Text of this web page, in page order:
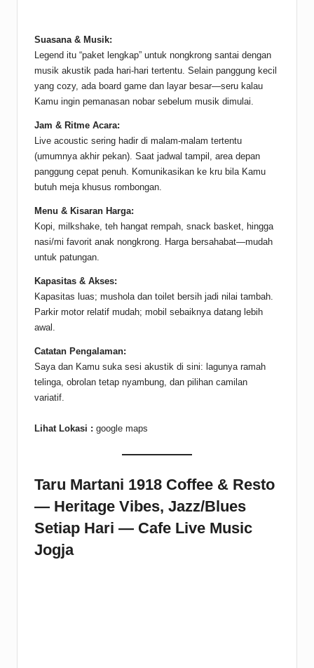
Suasana & Musik:
Legend itu “paket lengkap” untuk nongkrong santai dengan
musik akustik pada hari-hari tertentu. Selain panggung kecil
yang cozy, ada board game dan layar besar—seru kalau
Kamu ingin pemanasan nobar sebelum musik dimulai.
Jam & Ritme Acara:
Live acoustic sering hadir di malam-malam tertentu
(umumnya akhir pekan). Saat jadwal tampil, area depan
panggung cepat penuh. Komunikasikan ke kru bila Kamu
butuh meja khusus rombongan.
Menu & Kisaran Harga:
Kopi, milkshake, teh hangat rempah, snack basket, hingga
nasi/mi favorit anak nongkrong. Harga bersahabat—mudah
untuk patungan.
Kapasitas & Akses:
Kapasitas luas; mushola dan toilet bersih jadi nilai tambah.
Parkir motor relatif mudah; mobil sebaiknya datang lebih
awal.
Catatan Pengalaman:
Saya dan Kamu suka sesi akustik di sini: lagunya ramah
telinga, obrolan tetap nyambung, dan pilihan camilan
variatif.
Lihat Lokasi : google maps
Taru Martani 1918 Coffee & Resto
— Heritage Vibes, Jazz/Blues
Setiap Hari — Cafe Live Music
Jogja